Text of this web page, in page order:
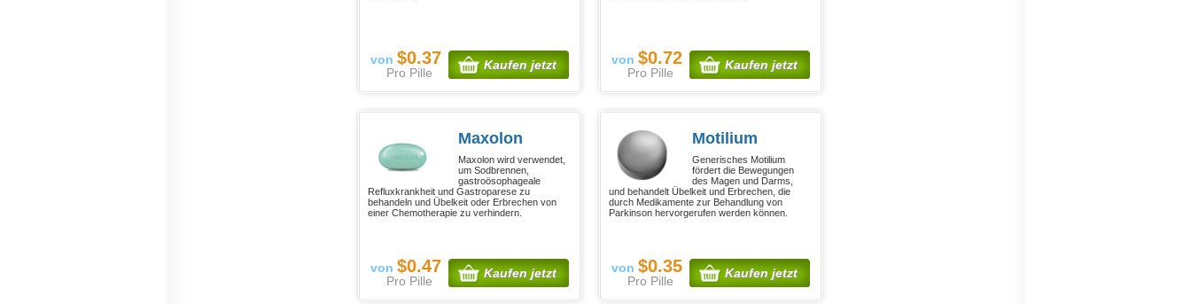
von $0.37
Pro Pille
Kaufen jetzt von $0.72
Pro Pille
Kaufen jetzt
Maxolon
Maxolon wird verwendet,
um Sodbrennen,
gastroösophageale
Refluxkrankheit und Gastroparese zu
behandeln und Übelkeit oder Erbrechen von
einer Chemotherapie zu verhindern.
von $0.47
Pro Pille
Kaufen jetzt
Motilium
Generisches Motilium
fördert die Bewegungen
des Magen und Darms,
und behandelt Übelkeit und Erbrechen, die
durch Medikamente zur Behandlung von
Parkinson hervorgerufen werden können.
von $0.35
Pro Pille
Kaufen jetzt